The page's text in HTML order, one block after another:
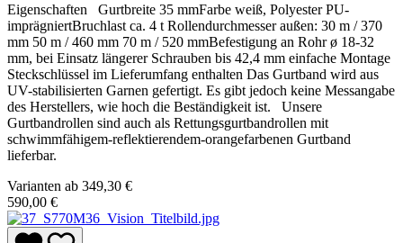
Eigenschaften Gurtbreite 35 mmFarbe weiß, Polyester PU-
imprägniertBruchlast ca. 4 t Rollendurchmesser außen: 30 m / 370
mm 50 m / 460 mm 70 m / 520 mmBefestigung an Rohr ø 18-32
mm, bei Einsatz längerer Schrauben bis 42,4 mm einfache Montage
Steckschlüssel im Lieferumfang enthalten Das Gurtband wird aus
UV-stabilisierten Garnen gefertigt. Es gibt jedoch keine Messangabe
des Herstellers, wie hoch die Beständigkeit ist. Unsere
Gurtbandrollen sind auch als Rettungsgurtbandrollen mit
schwimmfähigem-reflektierendem-orangefarbenen Gurtband
lieferbar.
Varianten ab 349,30 €
590,00 €